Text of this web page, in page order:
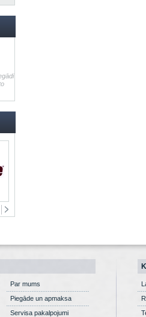
Par mums
Piegāde un apmaksa
Servisa pakalpojumi